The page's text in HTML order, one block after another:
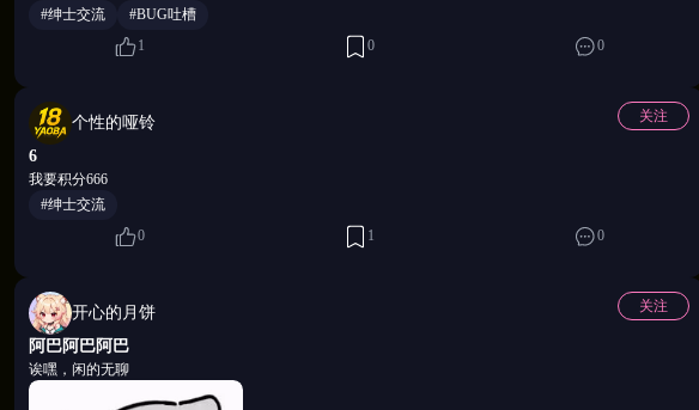
【每一局都是新的开始，每一次失控都有不同的结果】
#绅士交流
#BUG吐槽
1
0 0
个性的哑铃 关注
6
我要积分666
#绅士交流
0
1 0
开心的月饼 关注
阿巴阿巴阿巴
诶嘿，闲的无聊